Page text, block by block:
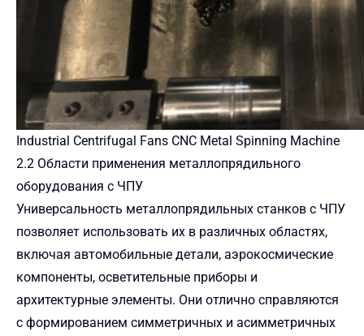
Industrial Centrifugal Fans CNC Metal Spinning Machine
2.2 Области применения металлопрядильного
оборудования с ЧПУ
Универсальность металлопрядильных станков с ЧПУ
позволяет использовать их в различных областях,
включая автомобильные детали, аэрокосмические
компоненты, осветительные приборы и
архитектурные элементы. Они отлично справляются
с формированием симметричных и асимметричных